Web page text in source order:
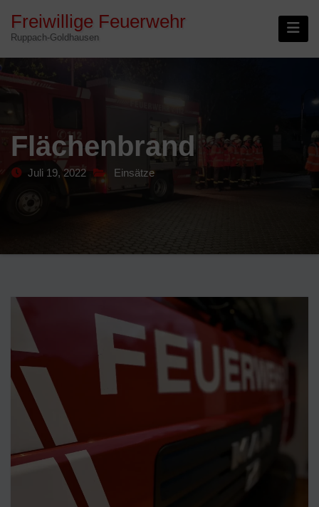
Freiwillige Feuerwehr
Ruppach-Goldhausen
Flächenbrand
Juli 19, 2022 Einsätze